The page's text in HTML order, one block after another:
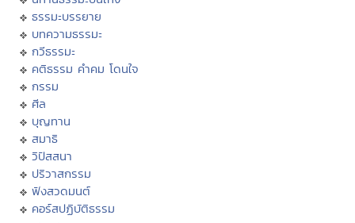
ธรรมะบรรยาย
บทความธรรมะ
กวีธรรมะ
คติธรรม คำคม โดนใจ
กรรม
ศีล
บุญทาน
สมาธิ
วิปัสสนา
ปริวาสกรรม
ฟังสวดมนต์
คอร์สปฏิบัติธรรม